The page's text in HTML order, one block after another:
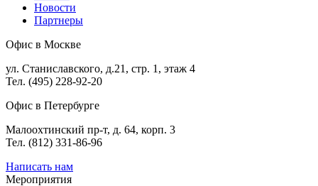
Новости
Партнеры
Офис в Москве
ул. Станиславского, д.21, стр. 1, этаж 4
Тел. (495) 228-92-20
Офис в Петербурге
Малоохтинский пр-т, д. 64, корп. 3
Тел. (812) 331-86-96
Написать нам
Мероприятия